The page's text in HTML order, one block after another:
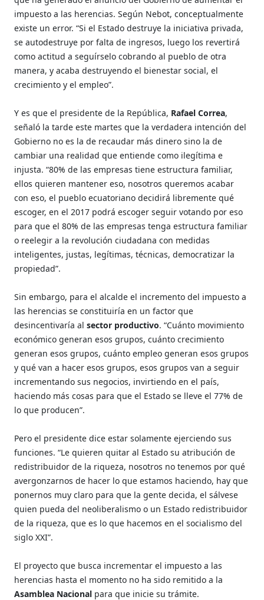
impuesto a las herencias. Según Nebot, conceptualmente
existe un error. “Si el Estado destruye la iniciativa privada,
se autodestruye por falta de ingresos, luego los revertirá
como actitud a seguírselo cobrando al pueblo de otra
manera, y acaba destruyendo el bienestar social, el
crecimiento y el empleo”.
Y es que el presidente de la República, Rafael Correa,
señaló la tarde este martes que la verdadera intención del
Gobierno no es la de recaudar más dinero sino la de
cambiar una realidad que entiende como ilegítima e
injusta. “80% de las empresas tiene estructura familiar,
ellos quieren mantener eso, nosotros queremos acabar
con eso, el pueblo ecuatoriano decidirá libremente qué
escoger, en el 2017 podrá escoger seguir votando por eso
para que el 80% de las empresas tenga estructura familiar
o reelegir a la revolución ciudadana con medidas
inteligentes, justas, legítimas, técnicas, democratizar la
propiedad”.
Sin embargo, para el alcalde el incremento del impuesto a
las herencias se constituiría en un factor que
desincentivaría alsector productivo. “Cuánto movimiento
económico generan esos grupos, cuánto crecimiento
generan esos grupos, cuánto empleo generan esos grupos
y qué van a hacer esos grupos, esos grupos van a seguir
incrementando sus negocios, invirtiendo en el país,
haciendo más cosas para que el Estado se lleve el 77% de
lo que producen”.
Pero el presidente dice estar solamente ejerciendo sus
funciones. “Le quieren quitar al Estado su atribución de
redistribuidor de la riqueza, nosotros no tenemos por qué
avergonzarnos de hacer lo que estamos haciendo, hay que
ponernos muy claro para que la gente decida, el sálvese
quien pueda del neoliberalismo o un Estado redistribuidor
de la riqueza, que es lo que hacemos en el socialismo del
siglo XXI”.
El proyecto que busca incrementar el impuesto a las
herencias hasta el momento no ha sido remitido a la
Asamblea Nacional para que inicie su trámite.